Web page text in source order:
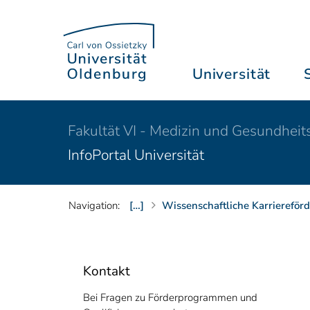
Universität
Fakultät VI - Medizin und
InfoPortal Universität
Navigation: […] Wissenschaftliche
Kontakt
Bei Fragen zu Förderprogrammen und